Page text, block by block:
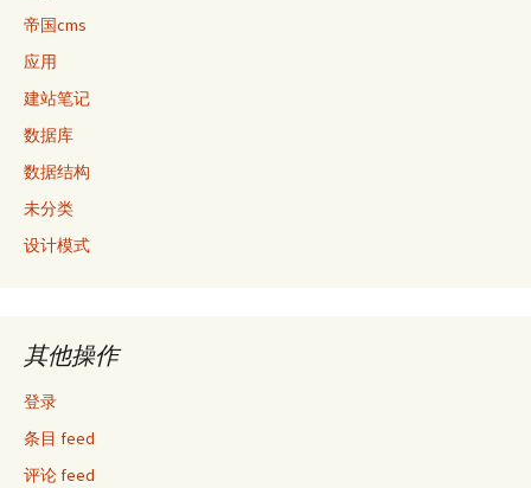
帝国cms
应用
建站笔记
数据库
数据结构
未分类
设计模式
其他操作
登录
条目 feed
评论 feed